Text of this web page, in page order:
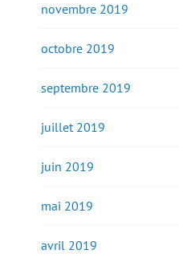
novembre 2019
octobre 2019
septembre 2019
juillet 2019
juin 2019
mai 2019
avril 2019